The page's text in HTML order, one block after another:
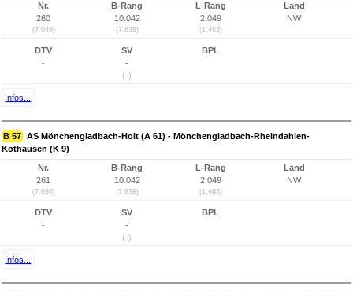
Nr.
260
(7.046)
B-Rang
10.042
(7.638)
L-Rang
2.049
(1.462)
Land
NW
DTV
-
SV
-
(-)
BPL
Infos...
B 57 AS Mönchengladbach-Holt (A 61) - Mönchengladbach-Rheindahlen-
Kothausen (K 9)
Nr.
261
(7.030)
B-Rang
10.042
(7.638)
L-Rang
2.049
(1.462)
Land
NW
DTV
-
SV
-
(-)
BPL
Infos...